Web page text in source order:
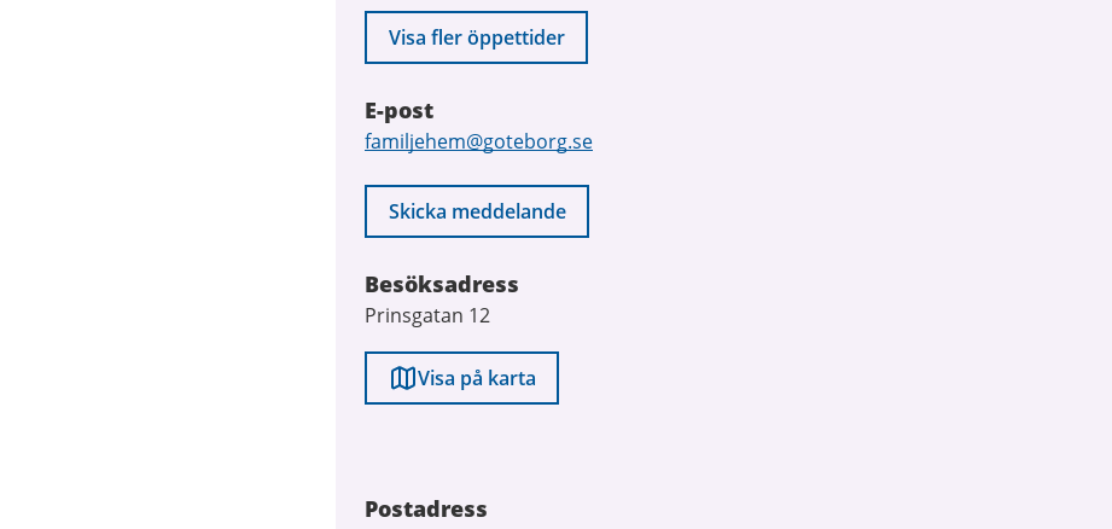
Visa fler öppettider
E-post
E-
familjehem@goteborg.se
Skicka meddelande
Besöksadress
Prinsgatan 12
Visa på karta
Postadress